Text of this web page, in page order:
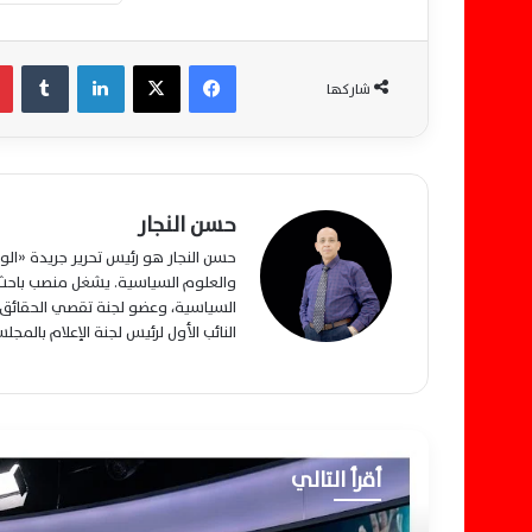
شاركها
فيسبوك ‫X لينكدإن
حسن النجار
حسن النجار هو رئيس تحرير جريدة
والعلوم السياسية. يشغل منصب
السياسية، وعضو لجنة تقصي
النائب الأول لرئيس لجنة الإعلام
أقرأ التالي